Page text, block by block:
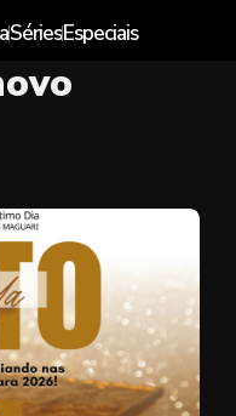
SériesEspeciais